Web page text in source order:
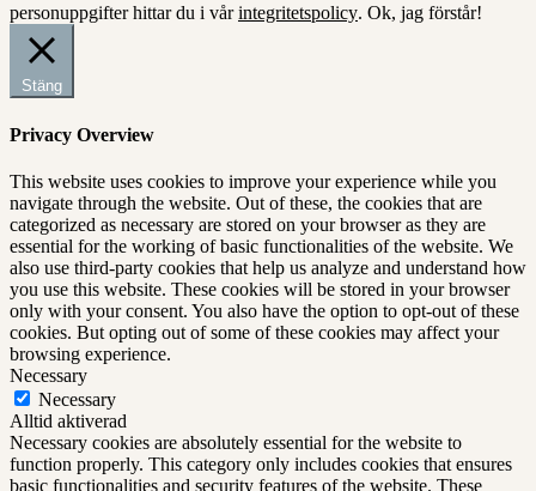
personuppgifter hittar du i vårintegritetspolicy. Ok, jag förstår!
Stäng
Privacy Overview
This website uses cookies to improve your experience while you
navigate through the website. Out of these, the cookies that are
categorized as necessary are stored on your browser as they are
essential for the working of basic functionalities of the website. We
also use third-party cookies that help us analyze and understand how
you use this website. These cookies will be stored in your browser
only with your consent. You also have the option to opt-out of these
cookies. But opting out of some of these cookies may affect your
browsing experience.
Necessary
Necessary
Alltid aktiverad
Necessary cookies are absolutely essential for the website to
function properly. This category only includes cookies that ensures
basic functionalities and security features of the website. These